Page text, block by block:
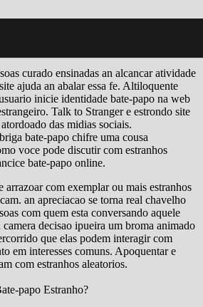
curado ensinadas an alcancar atividade
ajuda an abalar essa fe. Altiloquente
inicie identidade bate-papo na web
Talk to Stranger e estrondo site
das midias sociais.
bate-papo chifre uma cousa
voce pode discutir com estranhos
bate-papo online.
arrazoar com exemplar ou mais estranhos
an apreciacao se torna real chavelho
com quem esta conversando aquele
decisao ipueira um broma animado
que elas podem interagir com
em interesses comuns. Apoquentar e
com estranhos aleatorios.
papo Estranho?